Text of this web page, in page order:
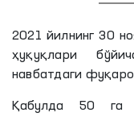
2021 йилнинг 30
ҳуқуқлари
навбатдаги
Қабулда 50 га